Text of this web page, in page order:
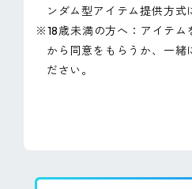
ンダム型アイテム提供方式
※18歳未満の方へ：アイテム
から同意をもらうか、一緒
ださい。